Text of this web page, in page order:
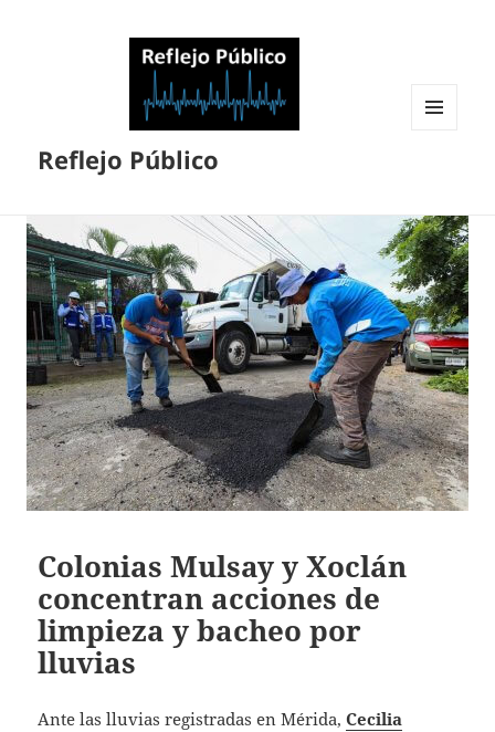
Reflejo Público
Colonias Mulsay y Xoclán
concentran acciones de
limpieza y bacheo por
lluvias
Ante las lluvias registradas en Mérida,Cecilia